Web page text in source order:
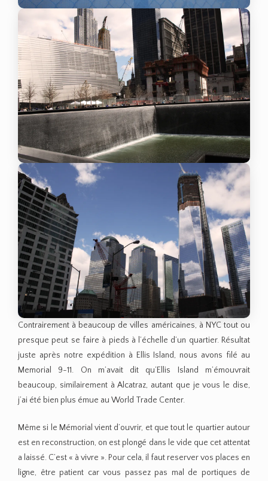
Contrairement à beaucoup de villes américaines, à NYC tout ou
presque peut se faire à pieds à l’échelle d’un quartier. Résultat
juste après notre expédition à Ellis Island, nous avons filé au
Memorial 9-11. On m’avait dit qu’Ellis Island m’émouvrait
beaucoup, similairement à Alcatraz, autant que je vous le dise,
j’ai été bien plus émue au World Trade Center.
Même si le Mémorial vient d’ouvrir, et que tout le quartier autour
est en reconstruction, on est plongé dans le vide que cet attentat
a laissé. C’est « à vivre ». Pour cela, il faut reserver vos places en
ligne, être patient car vous passez pas mal de portiques de